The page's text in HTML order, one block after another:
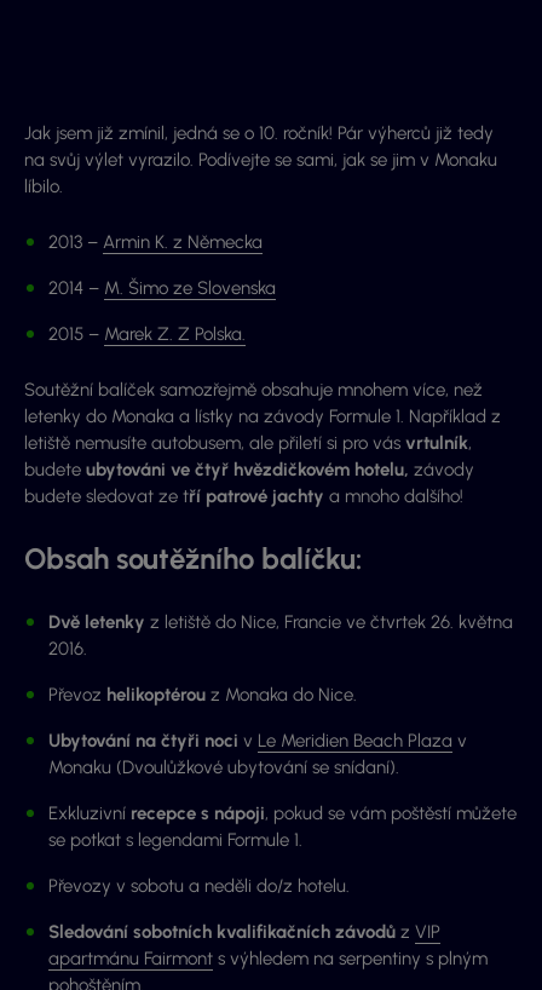
Jak jsem již zmínil, jedná se o 10. ročník! Pár výherců již tedy
na svůj výlet vyrazilo. Podívejte se sami, jak se jim v Monaku
líbilo.
2013 – Armin K. z Německa
2014 – M. Šimo ze Slovenska
2015 – Marek Z. Z Polska.
Soutěžní balíček samozřejmě obsahuje mnohem více, než
letenky do Monaka a lístky na závody Formule 1. Například z
letiště nemusíte autobusem, ale přiletí si pro vás vrtulník,
budete ubytováni ve čtyř hvězdičkovém hotelu, závody
budete sledovat ze tří patrové jachty a mnoho dalšího!
Obsah soutěžního balíčku:
Dvě letenky z letiště do Nice, Francie ve čtvrtek 26. května
2016.
Převoz helikoptérou z Monaka do Nice.
Ubytování na čtyři noci v Le Meridien Beach Plaza v
Monaku (Dvoulůžkové ubytování se snídaní).
Exkluzivní recepce s nápoji, pokud se vám poštěstí můžete
se potkat s legendami Formule 1.
Převozy v sobotu a neděli do/z hotelu.
Sledování sobotních kvalifikačních závodů z VIP
apartmánu Fairmont s výhledem na serpentiny s plným